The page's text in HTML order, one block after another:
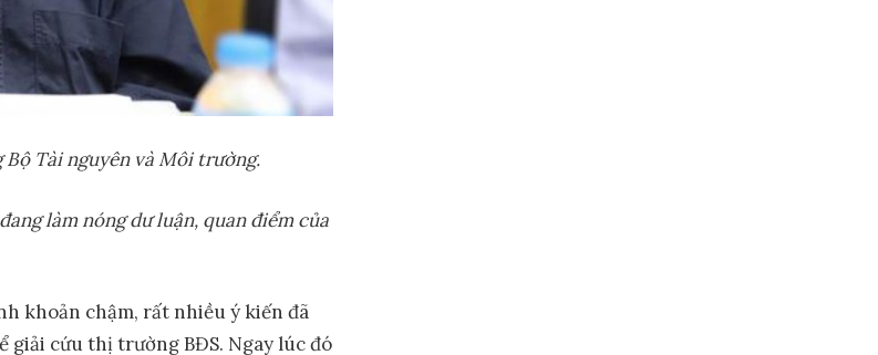
BộTài nguyên và Môi trường.
làm nóng dưluận, quan điểm của
khoản chậm, rất nhiều ý kiến đã
giải cứu thị trường BĐS. Ngay lúc đó